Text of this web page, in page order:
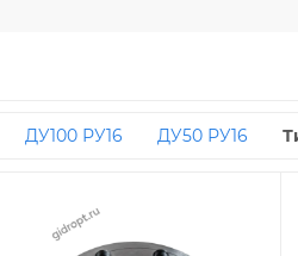
ДУ100 РУ16 ДУ50 РУ16